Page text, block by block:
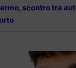
scontro tra